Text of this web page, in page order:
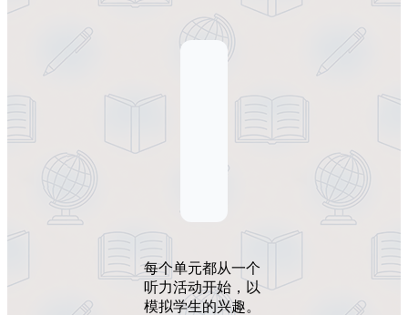
每个单元都从一个
听力活动开始，以
模拟学生的兴趣。